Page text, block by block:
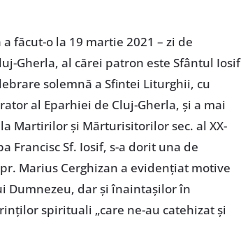
făcut-o la 19 martie 2021 – zi de
Gherla, al cărei patron este Sfântul Iosif
solemnă a Sfintei Liturghii, cu
al Eparhiei de Cluj-Gherla, și a mai
Martirilor și Mărturisitorilor sec. al XX-
Francisc Sf. Iosif, s-a dorit una de
Marius Cerghizan a evidențiat motive
dar și înaintașilor în
spirituali „care ne-au catehizat și